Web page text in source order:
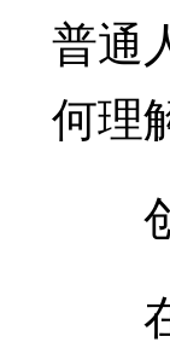
普通
何理
在